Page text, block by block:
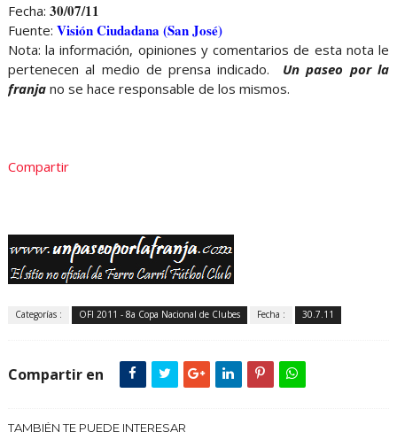
Fecha: 30/07/11
Fuente: Visión Ciudadana (San José)
Nota: la información, opiniones y comentarios de esta nota le
pertenecen al medio de prensa indicado. Un paseo por la
franjano se hace responsable de los mismos.
Compartir
Categorías : OFI 2011 - 8a Copa Nacional de Clubes Fecha : 30.7.11
Compartir en
TAMBIÉN TE PUEDE INTERESAR